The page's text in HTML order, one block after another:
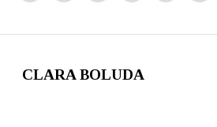
CLARA BOLUDA